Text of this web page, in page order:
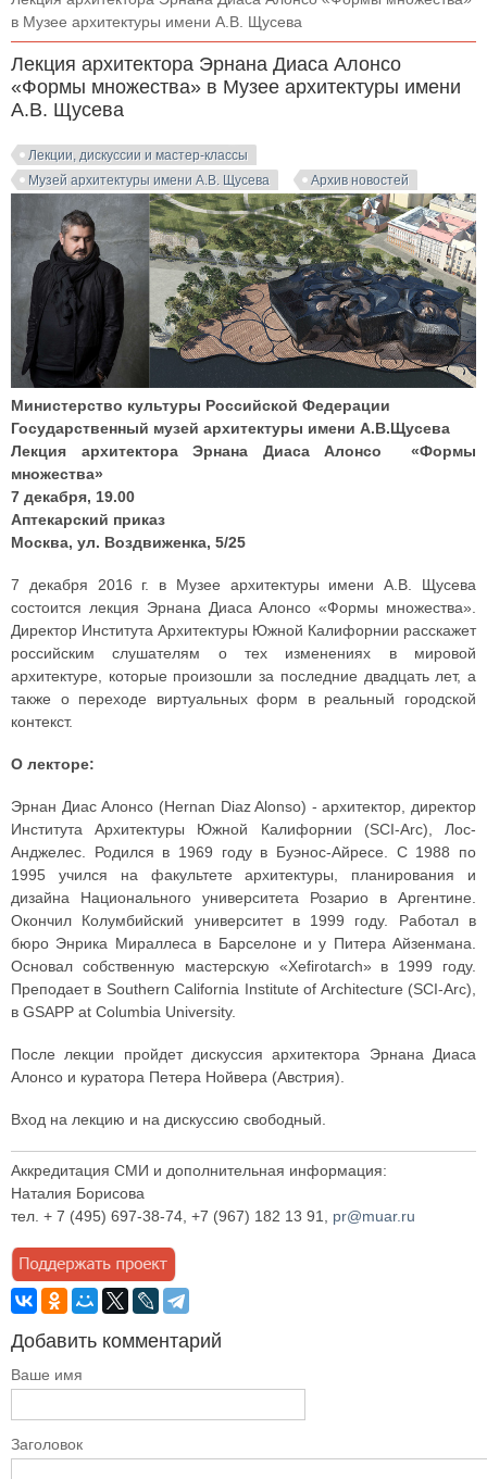
в Музее архитектуры имени А.В. Щусева
Лекция архитектора Эрнана Диаса Алонсо
«Формы множества» в Музее архитектуры имени
А.В. Щусева
Лекции, дискуссии и мастер-классы
Музей архитектуры имени А.В. Щусева
Архив новостей
Министерство культуры Российской Федерации
Государственный музей архитектуры имени А.В.Щусева
Лекция архитектора Эрнана Диаса Алонсо «Формы
множества»
7 декабря, 19.00
Аптекарский приказ
Москва, ул. Воздвиженка, 5/25
7 декабря 2016 г. в Музее архитектуры имени А.В. Щусева
состоится лекция Эрнана Диаса Алонсо «Формы множества».
Директор Института Архитектуры Южной Калифорнии расскажет
российским слушателям о тех изменениях в мировой
архитектуре, которые произошли за последние двадцать лет, а
также о переходе виртуальных форм в реальный городской
контекст.
О лекторе:
Эрнан Диас Алонсо (Hernan Diaz Alonso) - архитектор, директор
Института Архитектуры Южной Калифорнии (SCI-Arc), Лос-
Анджелес. Родился в 1969 году в Буэнос-Айресе. С 1988 по
1995 учился на факультете архитектуры, планирования и
дизайна Национального университета Розарио в Аргентине.
Окончил Колумбийский университет в 1999 году. Работал в
бюро Энрика Мираллеса в Барселоне и у Питера Айзенмана.
Основал собственную мастерскую «Xefirotarch» в 1999 году.
Преподает в Southern California Institute of Architecture (SCI-Arc),
в GSAPP at Columbia University.
После лекции пройдет дискуссия архитектора Эрнана Диаса
Алонсо и куратора Петера Нойвера (Австрия).
Вход на лекцию и на дискуссию свободный.
Аккредитация СМИ и дополнительная информация:
Наталия Борисова
тел. + 7 (495) 697-38-74, +7 (967) 182 13 91, pr@muar.ru
Добавить комментарий
Ваше имя
Заголовок